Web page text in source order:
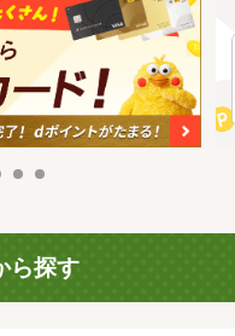
ら探す